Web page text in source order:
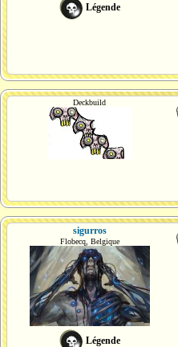
Légende
Deckbuild
sigurros
Flobecq, Belgique
Légende